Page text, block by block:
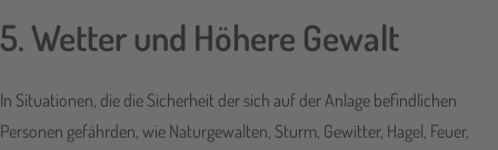
5. Wetter und Höhere Gewalt
In Situationen, die die Sicherheit der sich auf der Anlage befindlichen
Personen gefährden, wie Naturgewalten, Sturm, Gewitter, Hagel, Feuer,